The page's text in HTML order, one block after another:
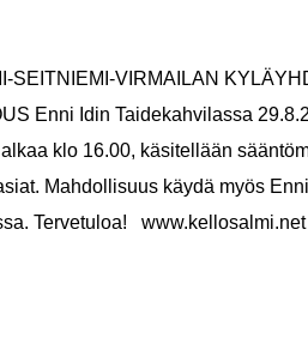
SEITNIEMI-VIRMAILAN
Enni Idin Taidekahvilassa
klo 16.00, käsitellään
Mahdollisuus käydä myös
Tervetuloa!